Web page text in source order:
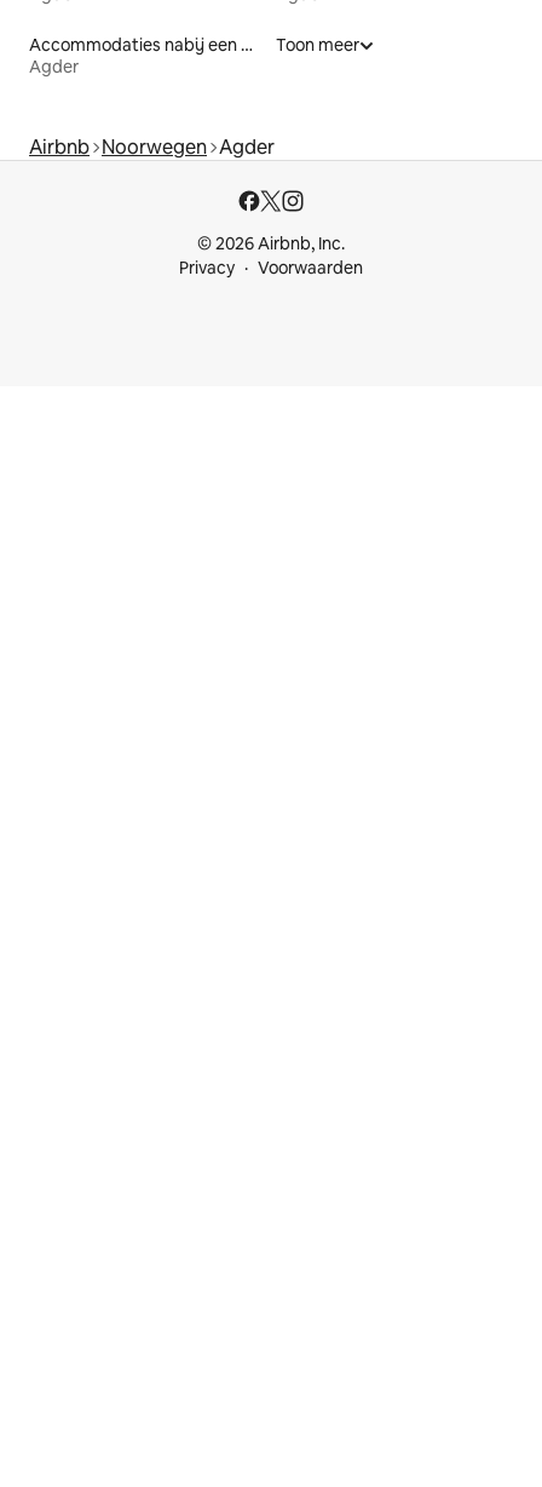
Accommodaties nabij een meer
Agder
Toon meer
Airbnb Noorwegen Agder
© 2026 Airbnb, Inc.
Privacy
Voorwaarden